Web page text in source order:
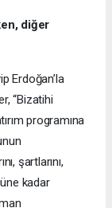
diğer
Erdoğan’la
“Bizatihi
programına
şartlarını,
kadar